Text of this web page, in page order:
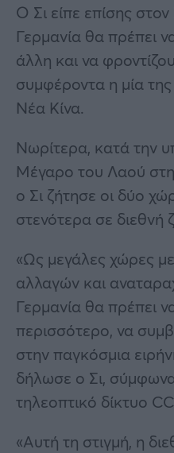
Ο Σι είπε επίσης
Γερμανία θα πρέπει
άλλη και να
συμφέροντα η μία
Νέα Κίνα.
Νωρίτερα, κατά την
Μέγαρο του Λαού
ο Σι ζήτησε οι δύο
στενότερα σε διεθνή
«Ως μεγάλες χώρες
αλλαγών και
Γερμανία θα πρέπει
περισσότερο, να
στην παγκόσμια
δήλωσε ο Σι, σύμφωνα
τηλεοπτικό δίκτυο
«Αυτή τη στιγμή, η